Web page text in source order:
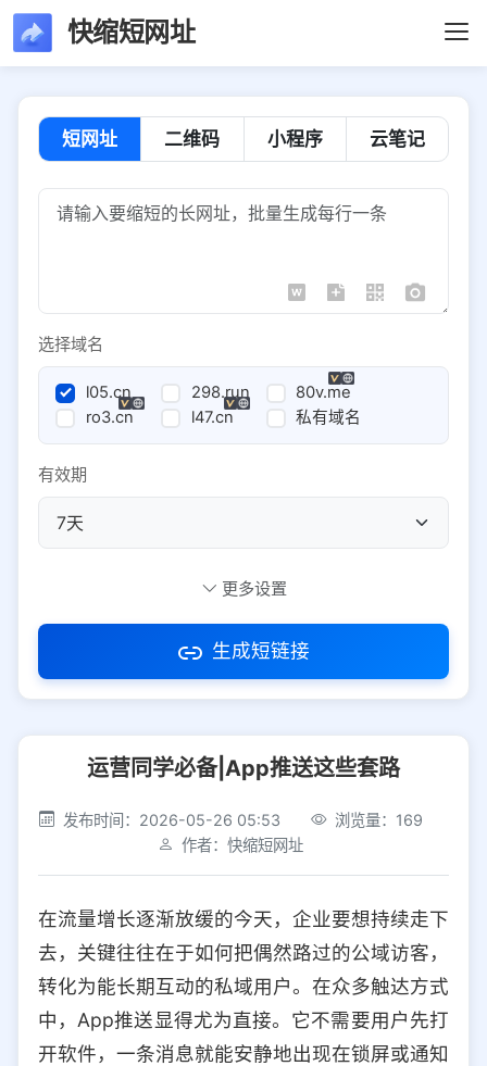
快缩短网址
短网址 二维码 小程序 云笔记
选择域名
l05.cn 298.run
80v.me
ro3.cn
l47.cn 私有域名
有效期
访问密码
社交平台 电商平台
选择防红平台类型，避免链接被拦截
iOS Android PC 其他
选择允许访问的平台类型
更多设置
生成短链接
运营同学必备|App推送这些套路
发布时间：2026-05-26 05:53
浏览量：169
作者：快缩短网址
在流量增长逐渐放缓的今天，企业要想持续走下
去，关键往往在于如何把偶然路过的公域访客，
转化为能长期互动的私域用户。在众多触达方式
中，App推送显得尤为直接。它不需要用户先打
开软件，一条消息就能安静地出现在锁屏或通知